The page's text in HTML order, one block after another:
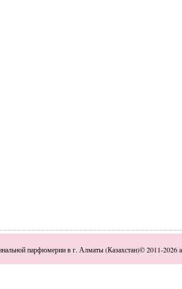
парфюмерии в г. Алматы (Казахстан)© 2011-2026